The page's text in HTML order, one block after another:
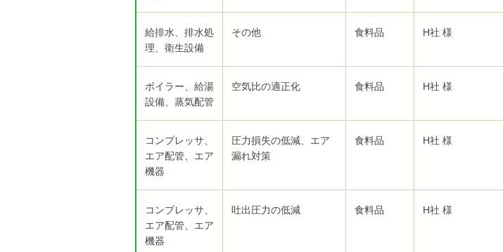
給排水、排水処
理、衛生設備
その他 食料品 H社 様
ボイラー、給湯
設備、蒸気配管
空気比の適正化 食料品 H社 様
コンプレッサ、
エア配管、エア
機器
圧力損失の低減、エア
漏れ対策
食料品 H社 様
コンプレッサ、
エア配管、エア
機器
吐出圧力の低減 食料品 H社 様